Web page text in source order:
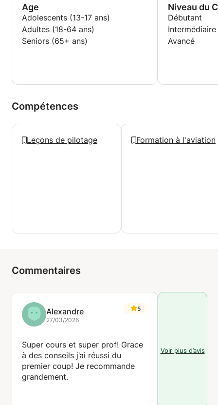
Age
Adolescents (13-17 ans)
Adultes (18-64 ans)
Seniors (65+ ans)
Niveau du
Débutant
Intermédiaire
Avancé
Compétences
Leçons de pilotage Formation à l'aviation
Commentaires
Alexandre
27/03/2026
5
Super cours et super prof! Grace
à des conseils j’ai réussi du
premier coup! Je recommande
grandement.
Voir plus d’avis